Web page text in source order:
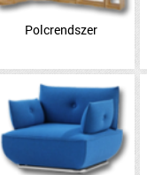
Polcrendszer